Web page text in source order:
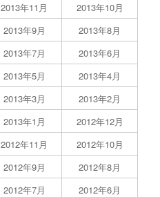
2013年11月
2013年10月
2013年9月
2013年8月
2013年7月
2013年6月
2013年5月
2013年4月
2013年3月
2013年2月
2013年1月
2012年12月
2012年11月
2012年10月
2012年9月
2012年8月
2012年7月
2012年6月